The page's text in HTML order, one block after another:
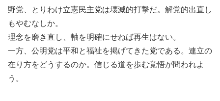
野党、とりわけ立憲民主党は壊滅的打撃だ。解党的出直し
もやむなしか。
理念を磨き直し、軸を明確にせねば再生はない。
一方、公明党は平和と福祉を掲げてきた党である。連立の
在り方をどうするのか。信じる道を歩む覚悟が問われよ
う。